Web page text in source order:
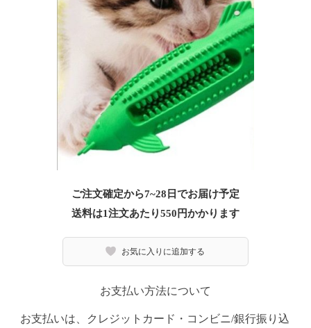
ご注文確定から7~28日でお届け予定
送料は1注文あたり550 円かかります
お気に入りに追加する
お支払い方法について
お支払いは、クレジットカード・コンビニ/銀行振り込